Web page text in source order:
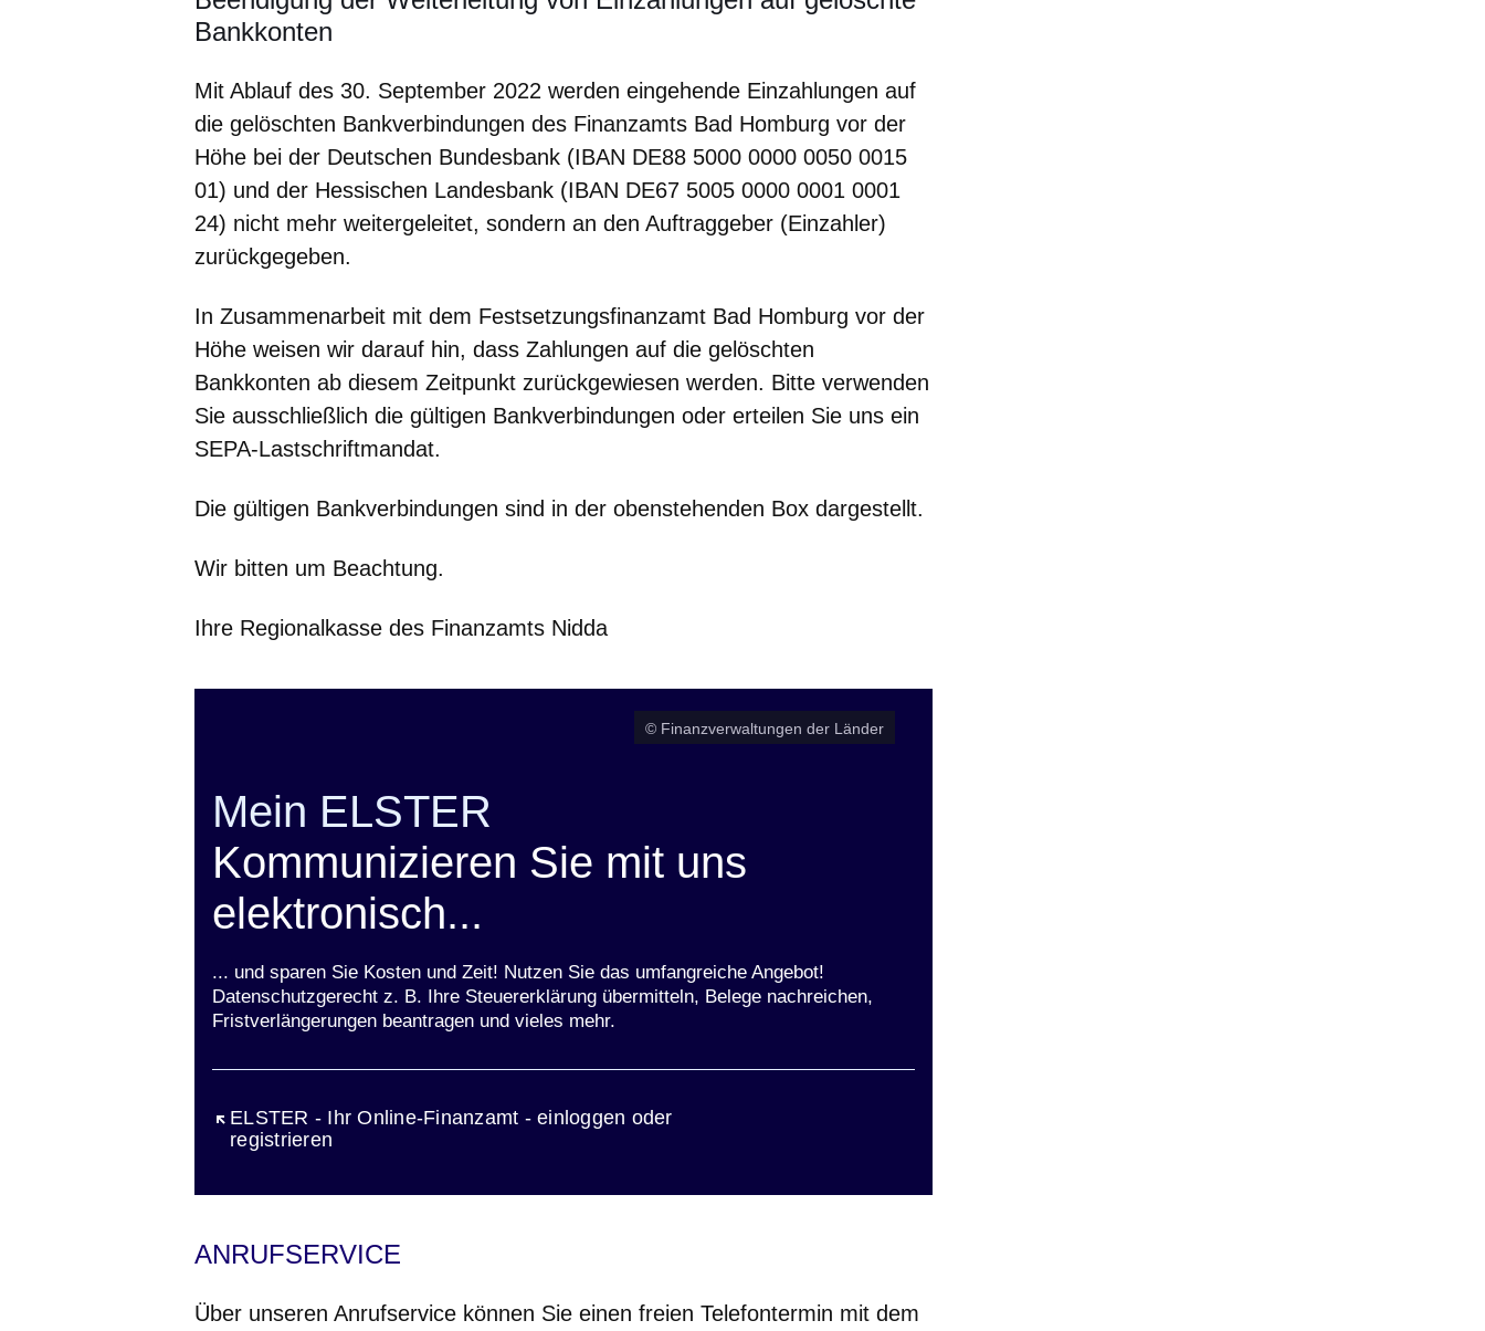
Bankkonten
Mit Ablauf des 30. September 2022 werden eingehende Einzahlungen auf
die gelöschten Bankverbindungen des Finanzamts Bad Homburg vor der
Höhe bei der Deutschen Bundesbank (IBAN DE88 5000 0000 0050 0015
01) und der Hessischen Landesbank (IBAN DE67 5005 0000 0001 0001
24) nicht mehr weitergeleitet, sondern an den Auftraggeber (Einzahler)
zurückgegeben.
In Zusammenarbeit mit dem Festsetzungsfinanzamt Bad Homburg vor der
Höhe weisen wir darauf hin, dass Zahlungen auf die gelöschten
Bankkonten ab diesem Zeitpunkt zurückgewiesen werden. Bitte verwenden
Sie ausschließlich die gültigen Bankverbindungen oder erteilen Sie uns ein
SEPA-Lastschriftmandat.
Die gültigen Bankverbindungen sind in der obenstehenden Box dargestellt.
Wir bitten um Beachtung.
Ihre Regionalkasse des Finanzamts Nidda
© Finanzverwaltungen der Länder
Mein ELSTER
Kommunizieren Sie mit uns
elektronisch...
... und sparen Sie Kosten und Zeit! Nutzen Sie das umfangreiche Angebot!
Datenschutzgerecht z. B. Ihre Steuererklärung übermitteln, Belege nachreichen,
Fristverlängerungen beantragen und vieles mehr.
ELSTER - Ihr Online-Finanzamt - einloggen oder
registrieren
Öffnet sich in einem neuen Fenster
ANRUFSERVICE
Über unseren Anrufservice können Sie einen freien Telefontermin mit dem